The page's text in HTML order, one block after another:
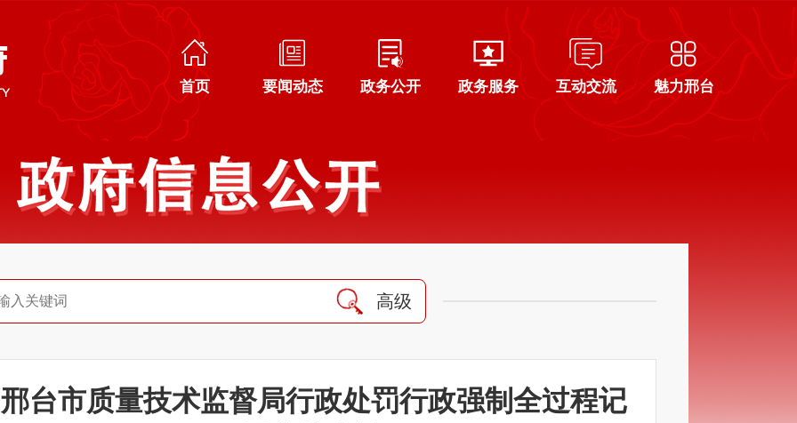
首页 要闻动态 政务公开 政务服务 互动交流 魅力邢台
高级
邢台市质量技术监督局行政处罚行政强制全过程记